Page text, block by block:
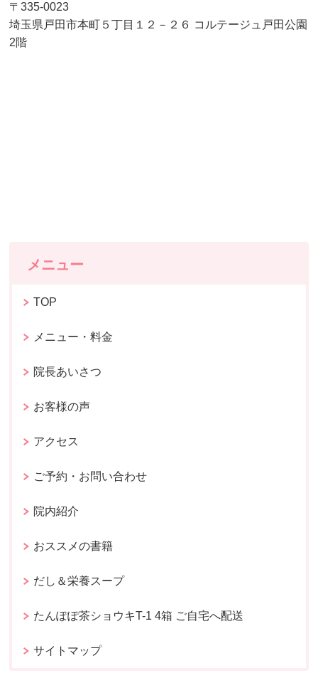
〒335-0023
埼玉県戸田市本町５丁目１２－２６ コルテージュ戸田公園
2階
メニュー
TOP
メニュー・料金
院長あいさつ
お客様の声
アクセス
ご予約・お問い合わせ
院内紹介
おススメの書籍
だし＆栄養スープ
たんぽぽ茶ショウキT-1 4箱 ご自宅へ配送
サイトマップ